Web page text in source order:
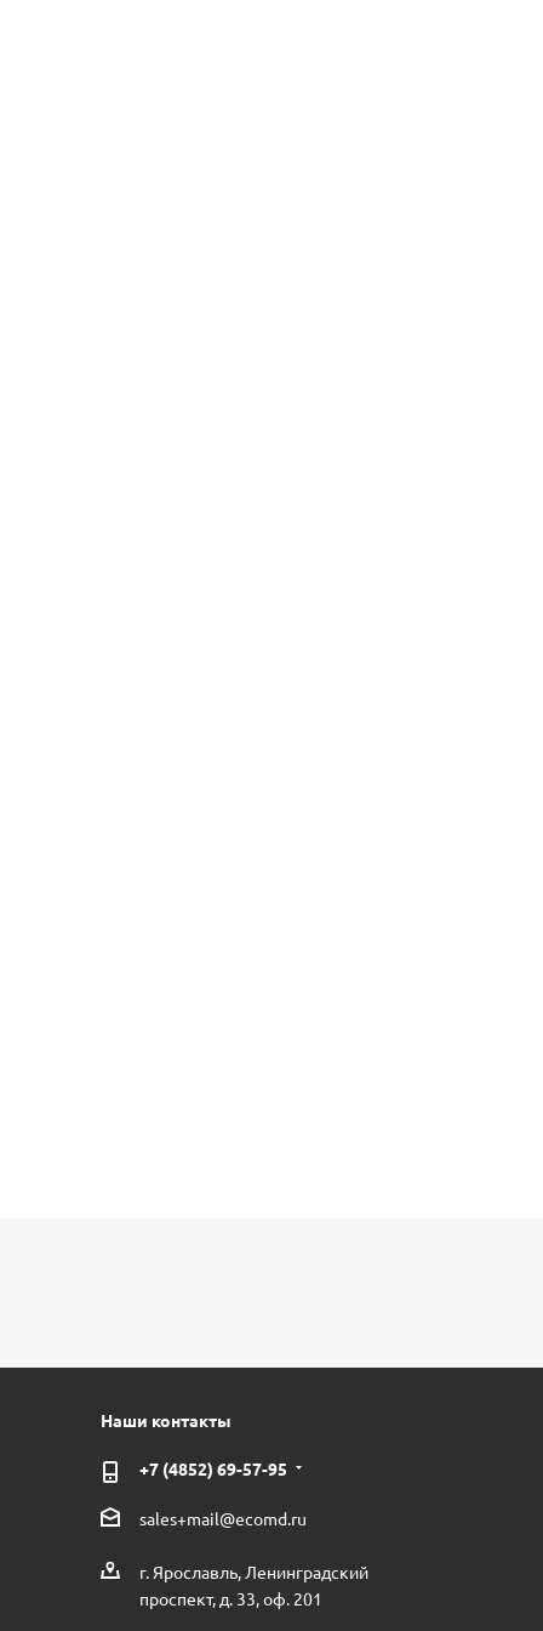
Наши контакты
+7 (4852) 69-57-95
sales+mail@ecomd.ru
г. Ярославль, Ленинградский
проспект, д. 33, оф. 201